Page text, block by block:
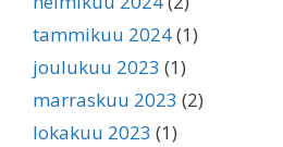
tammikuu 2024(1)
joulukuu 2023 (1)
marraskuu 2023 (2)
lokakuu 2023 (1)